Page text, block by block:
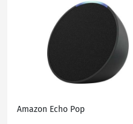
Amazon Echo Pop